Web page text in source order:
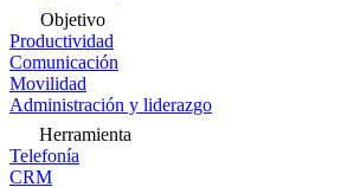
Objetivo
Productividad
Comunicación
Movilidad
Administración y liderazgo
Herramienta
Telefonía
CRM